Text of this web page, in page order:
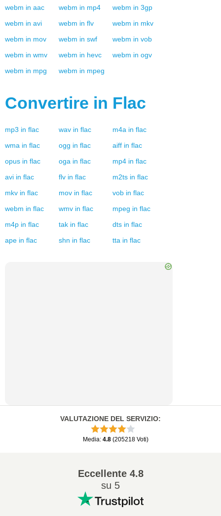
webm in aac webm in mp4 webm in 3gp
webm in avi webm in flv webm in mkv
webm in mov webm in swf webm in vob
webm in wmv webm in hevc webm in ogv
webm in mpg webm in mpeg
Convertire in Flac
mp3 in flac wav in flac m4a in flac
wma in flac ogg in flac aiff in flac
opus in flac oga in flac mp4 in flac
avi in flac flv in flac m2ts in flac
mkv in flac mov in flac vob in flac
webm in flac wmv in flac mpeg in flac
m4p in flac tak in flac dts in flac
ape in flac shn in flac tta in flac
VALUTAZIONE DEL SERVIZIO:
Media: 4.8 (205218 Voti)
Eccellente4.8
su 5